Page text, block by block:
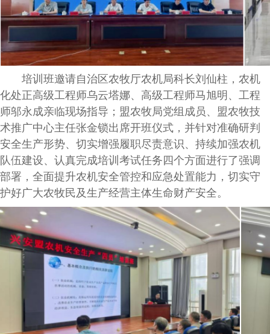
培训班邀请自治区农牧厅农机局科长刘仙柱，农机
化处正高级工程师乌云塔娜、高级工程师马旭明、工程
师邬永成亲临现场指导；盟农牧局党组成员、盟农牧技
术推广中心主任张金锁出席开班仪式，并针对准确研判
安全生产形势、切实增强履职尽责意识、持续加强农机
队伍建设、认真完成培训考试任务四个方面进行了强调
部署，全面提升农机安全管控和应急处置能力，切实守
护好广大农牧民及生产经营主体生命财产安全。